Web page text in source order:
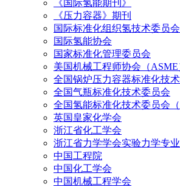
《国际氢能期刊》
《压力容器》期刊
国际标准化组织氢技术委员会
国际氢能协会
国家标准化管理委员会
美国机械工程师协会（ASME
全国锅炉压力容器标准化技
全国气瓶标准化技术委员会
全国氢能标准化技术委员会（
英国皇家化学会
浙江省化工学会
浙江省力学学会实验力学专
中国工程院
中国化工学会
中国机械工程学会